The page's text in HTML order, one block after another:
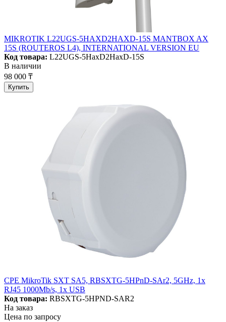
MIKROTIK L22UGS-5HAXD2HAXD-15S MANTBOX AX
15S (ROUTEROS L4), INTERNATIONAL VERSION EU
Код товара: L22UGS-5HaxD2HaxD-15S
В наличии
98 000 ₸
Купить
CPE MikroTik SXT SA5, RBSXTG-5HPnD-SAr2, 5GHz, 1x
RJ45 1000Mb/s, 1x USB
Код товара: RBSXTG-5HPND-SAR2
На заказ
Цена по запросу